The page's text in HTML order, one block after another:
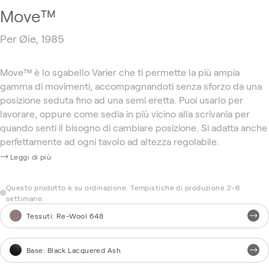
Move™
Per Øie, 1985
Move™ è lo sgabello Varier che ti permette la più ampia
gamma di movimenti, accompagnandoti senza sforzo da una
posizione seduta fino ad una semi eretta. Puoi usarlo per
lavorare, oppure come sedia in più vicino alla scrivania per
quando senti il bisogno di cambiare posizione. Si adatta anche
perfettamente ad ogni tavolo ad altezza regolabile.
Leggi di più
Questo prodotto è su ordinazione. Tempistiche di produzione 2-6
settimane.
Tessuti: Re-Wool 648
Base: Black Lacquered Ash